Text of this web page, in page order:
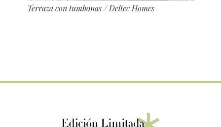
Terraza con tumbonas/ Deltec Homes